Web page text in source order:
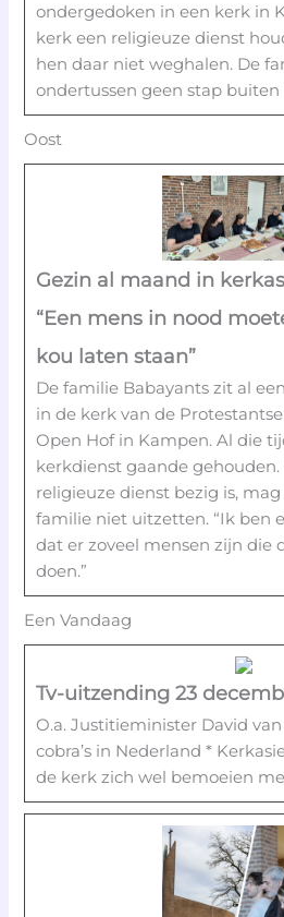
ondergedoken in een kerk in
kerk een religieuze dienst
hen daar niet weghalen. De
ondertussen geen stap
Oost
Gezin al maand in
“Een mens in nood
kou laten staan”
De familie Babayants zit al
in de kerk van de
Open Hof in Kampen. Al die
kerkdienst gaande
religieuze dienst bezig is,
familie niet uitzetten. “Ik ben
dat er zoveel mensen zijn die
doen.”
Een Vandaag
Tv-uitzending 23
O.a. Justitieminister David
cobra’s in Nederland *
de kerk zich wel bemoeien